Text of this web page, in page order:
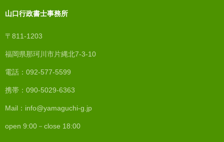
山口行政書士事務所
〒811-1203
福岡県那珂川市片縄北7-3-10
電話：092-577-5599
携帯：090-5029-6363
Mail：info@yamaguchi-g.jp
open 9:00－close 18:00